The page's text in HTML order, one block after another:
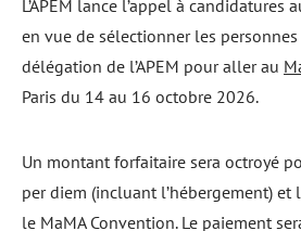
L’APEM lance l’appel à candidatures
en vue de sélectionner les
délégation de l’APEM pour aller au
Paris du 14 au 16 octobre 2026.
Un montant forfaitaire sera octroyé
per diem (incluant l’hébergement) et
le MaMA Convention. Le paiement